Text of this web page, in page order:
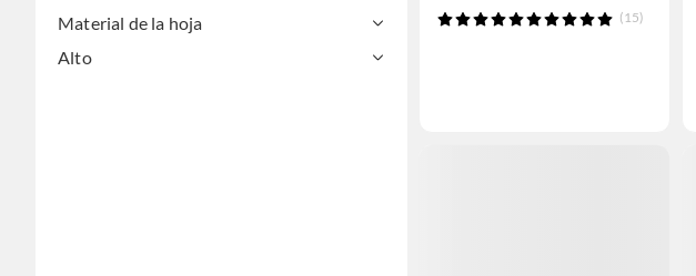
Material de la hoja
Alto
(15)